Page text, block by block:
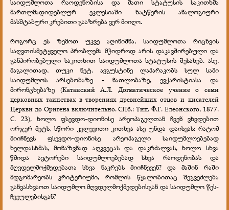
საიდუმლოთა რაოდენობისა და მათი სტატუსის საკითხმა
მართლმადიდებლურ ეკლესიაში ხატწერის ანალოგიური
მასშტაბური კრებითი გააზრება ვერ მიიღო.
როგორც ეს ზემოთ უკვე აღინიშნა, საიდუმლოთა რიცხვის
საღვთისმეტყველო პრობლემა მჭიდროდ არის დაკავშირებული და
განპირობებული საკითხით საიდუმლოთა სტატუსის შესახებ. ასე,
მაგალითად, თუკი ნეტ. ავგუსტინე ლაპარაკობს სულ სამი
საიდუმლოს არსებობაზე - ნათლობაზე, ევქარისტიასა და
მირონცხებაზე (Катанский А.Л. Догматическое учение о семи
церковных таинствах в творениях древнейших отцов и писателей
Церкви до Оригена включительно. СПб.: Тип. Ф.Г. Елеонского, 1877.
С. 23), ხოლო ფსევდო-დიონისე არეოპაგელთან ჩვენ ვხვდებით
ორჯერ მეტს, სწორი კვლევითი კითხვა ასე უნდა დაისვას: რატომ
მიიჩნევს ფსევდო-დიონისე არეოპაგელი საიდუმლოებებად
ხელდასხმას, მონაზვნად აღკვეცას და დაკრძალვას, ხოლო სხვა
წმიდა ავტორები საიდუმლოებებად სხვა რაოდენობას და
მღვდელმოქმედებათა სხვა ნაკრებს მიიჩნევენ? და მაშინ რაში
მდგომარეობს კრიტერიუმი, რომლის წყალობითაც შეგვეძლება
განვასხვაოთ საიდუმლო მღვდელმოქმედებისგან და საიდუმლო წეს-
ჩვეულებისგან?